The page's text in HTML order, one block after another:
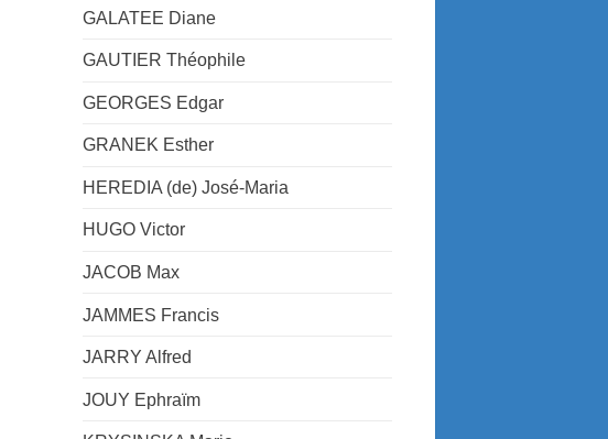
GALATEE Diane
GAUTIER Théophile
GEORGES Edgar
GRANEK Esther
HEREDIA (de) José-Maria
HUGO Victor
JACOB Max
JAMMES Francis
JARRY Alfred
JOUY Ephraïm